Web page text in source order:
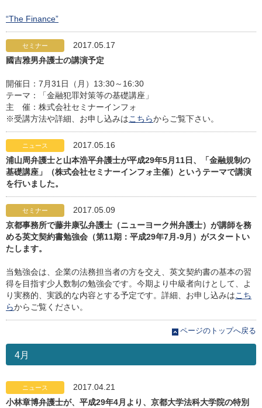
“The Finance”
セミナー
2017.05.17
國吉雅男弁護士の講演予定
開催日：7月31日（月）13:30～16:30
テーマ：「金融犯罪対策等の基礎講座」
主 催：株式会社セミナーインフォ
※受講方法や詳細、お申し込みはこちらからご覧下さい。
ニュース
2017.05.16
浦山周弁護士と山本浩平弁護士が平成29年5月11日、「金融規制の
基礎講座」（株式会社セミナーインフォ主催）というテーマで講演
を行いました。
セミナー
2017.05.09
京都事務所で藤井康弘弁護士（ニューヨーク州弁護士）が講師を務
める英文契約書勉強会（第11期：平成29年7月-9月）がスタートい
たします。
当勉強会は、企業の法務担当者の方を交え、英文契約書の基本の習
得を目指す少人数制の勉強会です。今期より中級者向けとして、よ
り実務的、実践的な内容とする予定です。詳細、お申し込みはこち
らからご覧ください。
ページのトップへ戻る
4月
ニュース
2017.04.21
小林章博弁護士が、平成29年4月より、京都大学法科大学院の特別